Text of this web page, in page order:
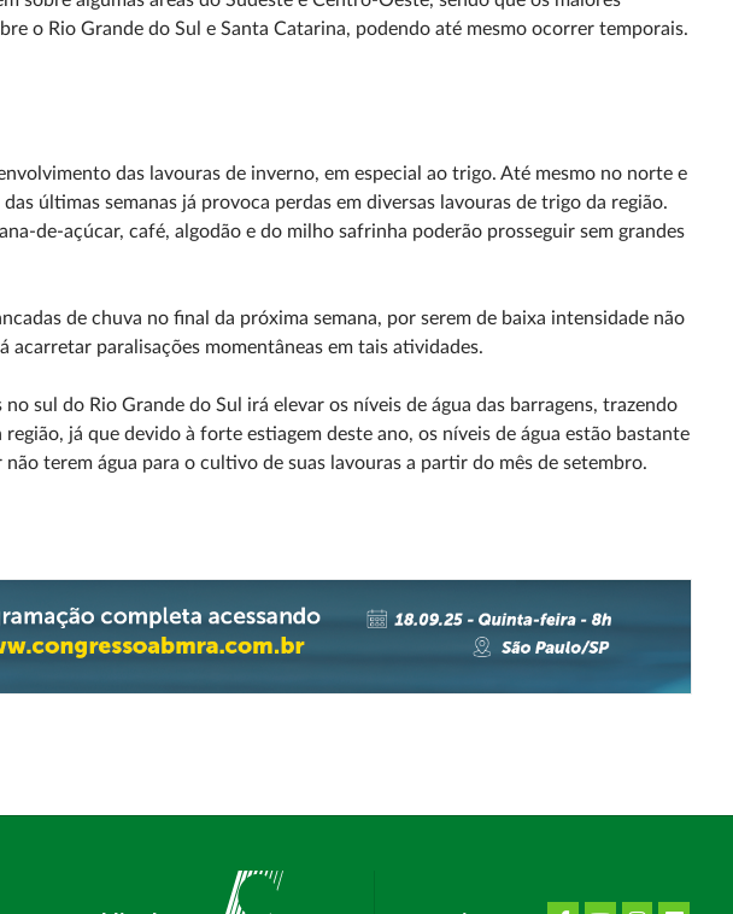
o Rio Grande do Sul e Santa Catarina, podendo até mesmo ocorrer temporais.
das lavouras de inverno, em especial ao trigo. Até mesmo no norte e
últimas semanas já provoca perdas em diversas lavouras de trigo da região.
de-açúcar, café, algodão e do milho safrinha poderão prosseguir sem grandes
de chuva no final da próxima semana, por serem de baixa intensidade não
acarretar paralisações momentâneas em tais atividades.
sul do Rio Grande do Sul irá elevar os níveis de água das barragens, trazendo
já que devido à forte estiagem deste ano, os níveis de água estão bastante
terem água para o cultivo de suas lavouras a partir do mês de setembro.